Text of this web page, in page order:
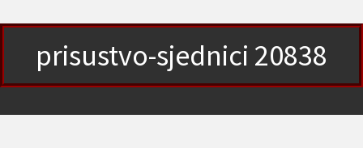
prisustvo-sjednici 20838